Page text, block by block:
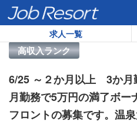
求人一覧
HOME 求人一覧 6/25 ～２
高収入ランク
リゾートバイト求人番号：
6/25 ～２か月以上 3か月
月勤務で5万円の満了ボ
フロントの募集です。温